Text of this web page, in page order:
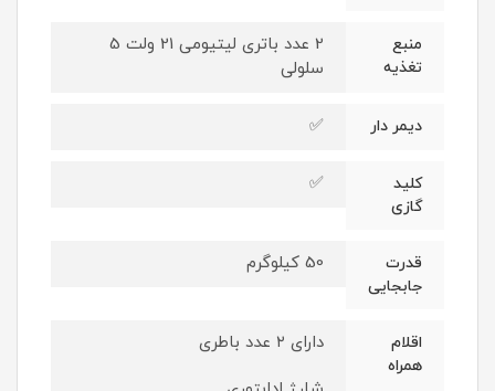
منبع
تغذیه
2 عدد باتری لیتیومی 21 ولت 5
سلولی
دیمر دار ✅
کلید
گازی
✅
قدرت
جابجایی
50 کیلوگرم
اقلام
همراه
دارای ۲ عدد باطری